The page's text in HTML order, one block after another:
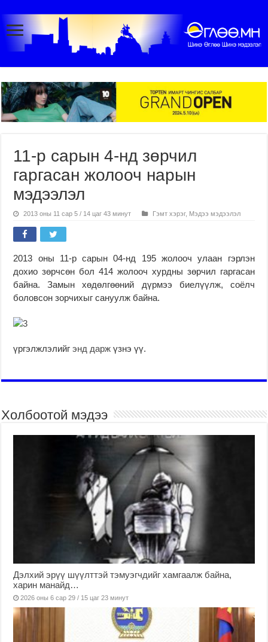
11-р сарын 4-нд зөрчил
гаргасан жолооч нарын
мэдээлэл
2013 оны 11 сар 5 / 14 цаг 43 минут Гэмт хэрэг, Мэдээ мэдээлэл
2013 оны 11-р сарын 04-нд 195 жолооч улаан гэрлэн
дохио зөрчсөн бол 414 жолооч хурдны зөрчил гаргасан
байна. Замын хөдөлгөөний дүрмээ биелүүлж, соёлч
боловсон зорчихыг сануулж байна.
үргэлжлэлийгэнд дарж үзнэ үү.
Холбоотой мэдээ
Дэлхий эрүү шүүлттэй тэмуэгчдийг хамгаалж байна,
харин манайд…
2026 оны 6 сар 29 / 15 цаг 23 минут